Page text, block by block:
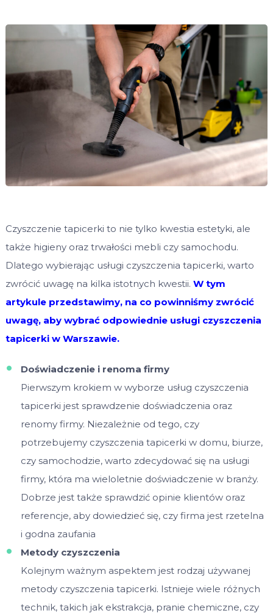
Czyszczenie tapicerki to nie tylko kwestia estetyki, ale
także higieny oraz trwałości mebli czy samochodu.
Dlatego wybierając usługi czyszczenia tapicerki, warto
zwrócić uwagę na kilka istotnych kwestii. W tym
artykule przedstawimy, na co powinniśmy zwrócić
uwagę, aby wybrać odpowiednie usługi czyszczenia
tapicerki w Warszawie.
Doświadczenie i renoma firmy
Pierwszym krokiem w wyborze usług czyszczenia
tapicerki jest sprawdzenie doświadczenia oraz
renomy firmy. Niezależnie od tego, czy
potrzebujemy czyszczenia tapicerki w domu, biurze,
czy samochodzie, warto zdecydować się na usługi
firmy, która ma wieloletnie doświadczenie w branży.
Dobrze jest także sprawdzić opinie klientów oraz
referencje, aby dowiedzieć się, czy firma jest rzetelna
i godna zaufania
Metody czyszczenia
Kolejnym ważnym aspektem jest rodzaj używanej
metody czyszczenia tapicerki. Istnieje wiele różnych
technik, takich jak ekstrakcja, pranie chemiczne, czy